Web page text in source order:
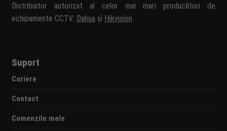
Distribuitor autorizat al celor mai mari producători de
echipamente CCTV: Dahua și Hikvision
Suport
Cariere
Contact
Comenzile mele